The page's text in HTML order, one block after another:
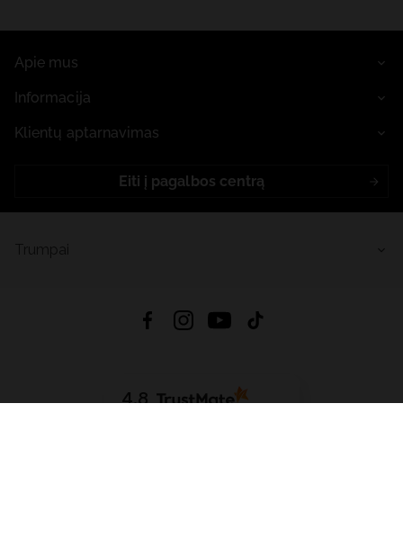
Apie mus
Informacija
Klientų aptarnavimas
Eiti į pagalbos centrą
4.8